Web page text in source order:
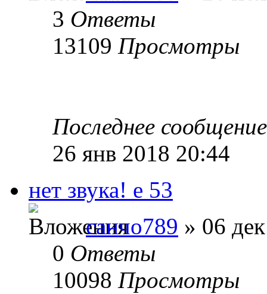
3 Ответы
13109 Просмотры
Последнее
26 янв 2018 20:44
нет звука! е 53
санчо789 » 06
0 Ответы
10098 Просмотры